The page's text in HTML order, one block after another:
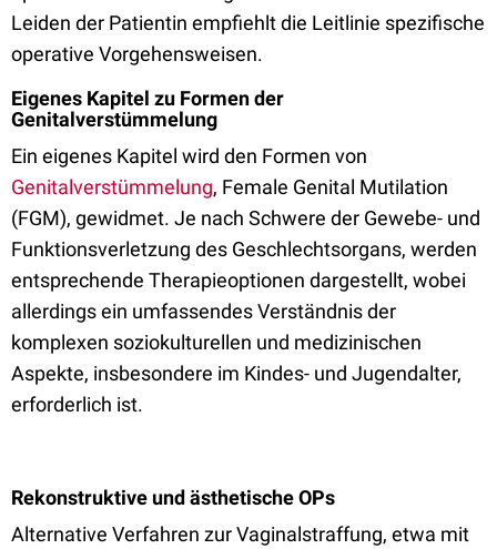
Leiden der Patientin empfiehlt die Leitlinie spezifische
operative Vorgehensweisen.
Eigenes Kapitel zu Formen der
Genitalverstümmelung
Ein eigenes Kapitel wird den Formen von
Genitalverstümmelung, Female Genital Mutilation
(FGM), gewidmet. Je nach Schwere der Gewebe- und
Funktionsverletzung des Geschlechtsorgans, werden
entsprechende Therapieoptionen dargestellt, wobei
allerdings ein umfassendes Verständnis der
komplexen soziokulturellen und medizinischen
Aspekte, insbesondere im Kindes- und Jugendalter,
erforderlich ist.
Rekonstruktive und ästhetische OPs
Alternative Verfahren zur Vaginalstraffung, etwa mit